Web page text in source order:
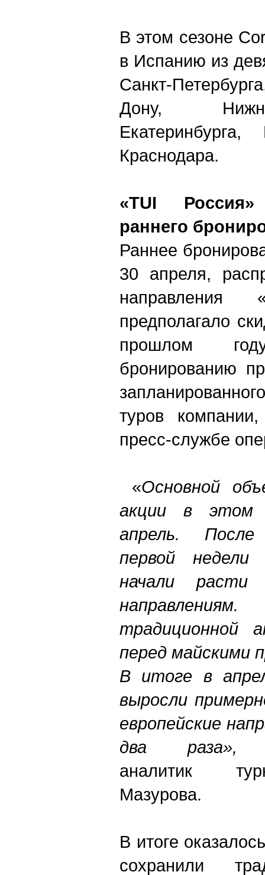
В этом сезоне
в Испанию из
Санкт-
Дону,
Краснодара.
«TUI
раннего
Раннее
30 апреля,
предполагало
прошлом
бронированию
туров
пресс-службе
«Основной
акции в этом
апрель. После
первой недели
начали
традиционной
перед майскими
В итоге в
выросли
европейские
два
аналитик
Мазурова.
В итоге
сохранили